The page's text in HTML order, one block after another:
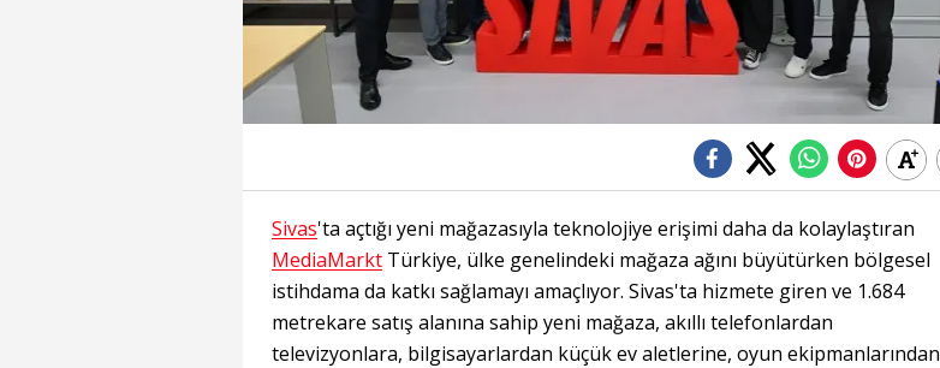
Sivas'ta açtığı yeni mağazasıyla teknolojiye erişimi daha da kolaylaştıran
MediaMarkt Türkiye, ülke genelindeki mağaza ağını büyütürken bölgesel
istihdama da katkı sağlamayı amaçlıyor. Sivas'ta hizmete giren ve 1.684
metrekare satış alanına sahip yeni mağaza, akıllı telefonlardan
televizyonlara, bilgisayarlardan küçük ev aletlerine, oyun ekipmanlarından